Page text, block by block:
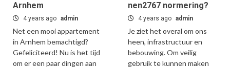
Arnhem
4 years ago admin
Net een mooi appartement
in Arnhem bemachtigd?
Gefeliciteerd! Nu is het tijd
om er een paar dingen aan
nen2767 normering?
4 years ago admin
Je ziet het overal om ons
heen, infrastructuur en
bebouwing. Om veilig
gebruik te kunnen maken